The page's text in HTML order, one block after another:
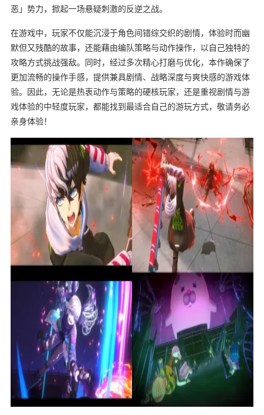
恶」势力，掀起一场悬疑刺激的反逆之战。
在游戏中，玩家不仅能沉浸于角色间错综交织的剧情，体验时而幽
默但又残酷的故事，还能藉由编队策略与动作操作，以自己独特的
攻略方式挑战强敌。同时，经过多次精心打磨与优化，本作确保了
更加流畅的操作手感，提供兼具剧情、战略深度与爽快感的游戏体
验。因此，无论是热衷动作与策略的硬核玩家，还是重视剧情与游
戏体验的中轻度玩家，都能找到最适合自己的游玩方式，敬请务必
亲身体验！